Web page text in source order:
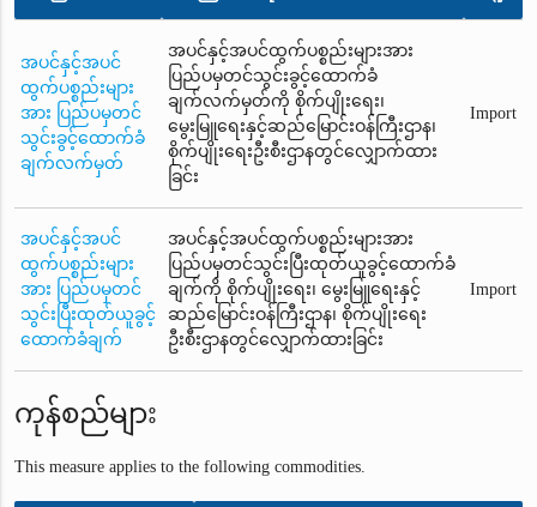
အပင်နှင့်အပင်
ထွက်ပစ္စည်းများ
အား ပြည်ပမှတင်
သွင်းခွင့်ထောက်ခံ
ချက်လက်မှတ်
အပင်နှင့်အပင်ထွက်ပစ္စည်းများအား
ပြည်ပမှတင်သွင်းခွင့်ထောက်ခံ
ချက်လက်မှတ်ကို စိုက်ပျိုးရေး၊
မွေးမြူရေးနှင့်ဆည်မြောင်းဝန်ကြီးဌာန၊
စိုက်ပျိုးရေးဦးစီးဌာနတွင်လျှောက်ထား
ခြင်း
Import
အပင်နှင့်အပင်
ထွက်ပစ္စည်းများ
အား ပြည်ပမှတင်
သွင်းပြီးထုတ်ယူခွင့်
ထောက်ခံချက်
အပင်နှင့်အပင်ထွက်ပစ္စည်းများအား
ပြည်ပမှတင်သွင်းပြီးထုတ်ယူခွင့်ထောက်ခံ
ချက်ကို စိုက်ပျိုးရေး၊ မွေးမြူရေးနှင့်
ဆည်မြောင်းဝန်ကြီးဌာန၊ စိုက်ပျိုးရေး
ဦးစီးဌာနတွင်လျှောက်ထားခြင်း
Import
ကုန်စည်များ
This measure applies to the following commodities.